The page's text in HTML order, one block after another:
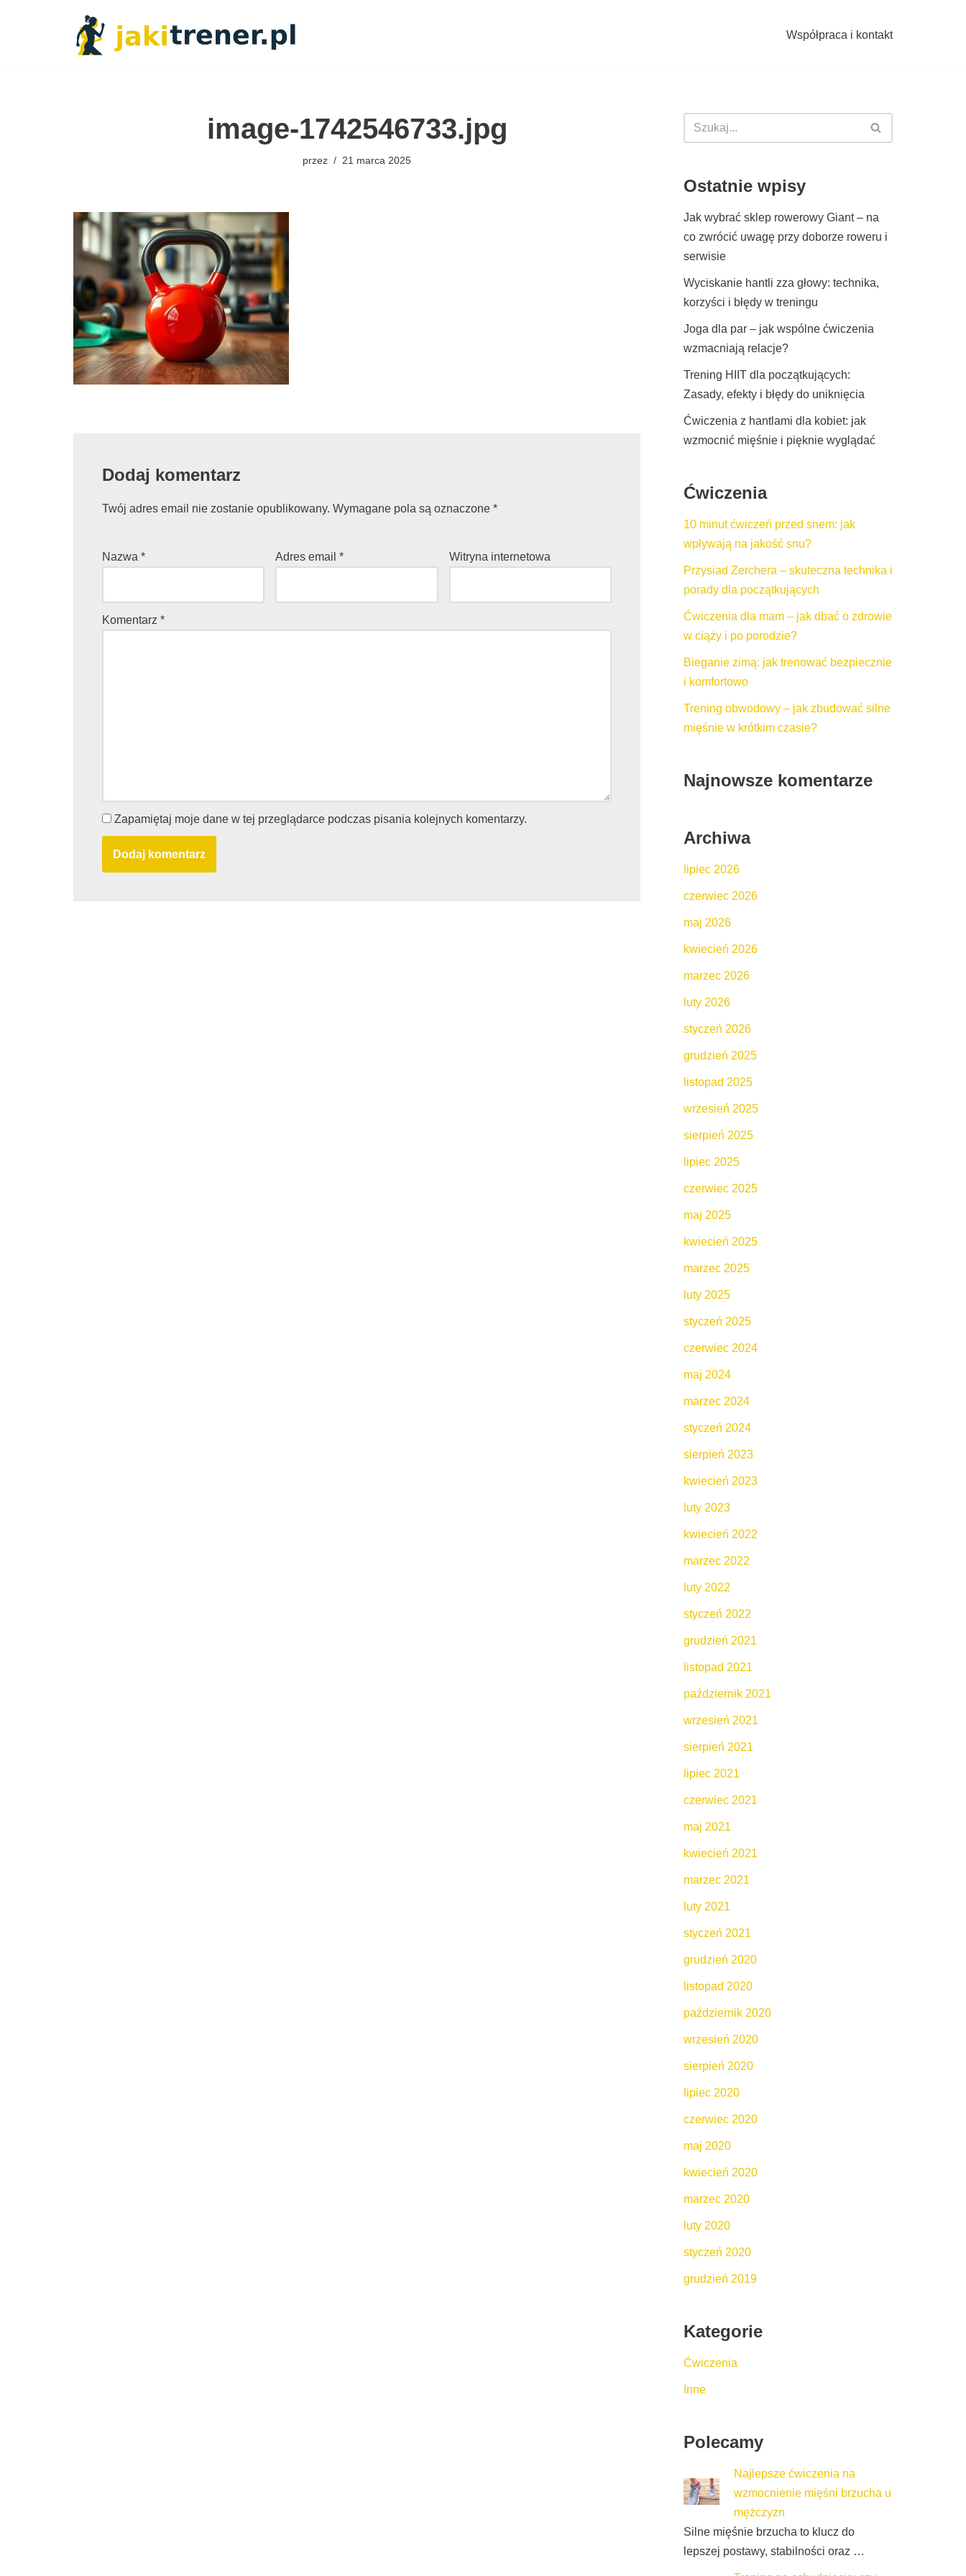
Współpraca i kontakt
image-1742546733.jpg
przez 21 marca 2025
Dodaj komentarz
Twój adres email nie zostanie opublikowany. Wymagane pola są oznaczone *
Nazwa * Adres email* Witryna internetowa
Komentarz *
Zapamiętaj moje dane w tej przeglądarce podczas pisania kolejnych komentarzy.
Ostatnie wpisy
Jak wybrać sklep rowerowy Giant – na
co zwrócić uwagę przy doborze roweru i
serwisie
Wyciskanie hantli zza głowy: technika,
korzyści i błędy w treningu
Joga dla par – jak wspólne ćwiczenia
wzmacniają relacje?
Trening HIIT dla początkujących:
Zasady, efekty i błędy do uniknięcia
Ćwiczenia z hantlami dla kobiet: jak
wzmocnić mięśnie i pięknie wyglądać
Ćwiczenia
10 minut ćwiczeń przed snem: jak
wpływają na jakość snu?
Przysiad Zerchera – skuteczna technika i
porady dla początkujących
Ćwiczenia dla mam – jak dbać o zdrowie
w ciąży i po porodzie?
Bieganie zimą: jak trenować bezpiecznie
i komfortowo
Trening obwodowy – jak zbudować silne
mięśnie w krótkim czasie?
Najnowsze komentarze
Archiwa
lipiec 2026
czerwiec 2026
maj 2026
kwiecień 2026
marzec 2026
luty 2026
styczeń 2026
grudzień 2025
listopad 2025
wrzesień 2025
sierpień 2025
lipiec 2025
czerwiec 2025
maj 2025
kwiecień 2025
marzec 2025
luty 2025
styczeń 2025
czerwiec 2024
maj 2024
marzec 2024
styczeń 2024
sierpień 2023
kwiecień 2023
luty 2023
kwiecień 2022
marzec 2022
luty 2022
styczeń 2022
grudzień 2021
listopad 2021
październik 2021
wrzesień 2021
sierpień 2021
lipiec 2021
czerwiec 2021
maj 2021
kwiecień 2021
marzec 2021
luty 2021
styczeń 2021
grudzień 2020
listopad 2020
październik 2020
wrzesień 2020
sierpień 2020
lipiec 2020
czerwiec 2020
maj 2020
kwiecień 2020
marzec 2020
luty 2020
styczeń 2020
grudzień 2019
Kategorie
Ćwiczenia
Inne
Polecamy
Najlepsze ćwiczenia na
wzmocnienie mięśni brzucha u
mężczyzn
Silne mięśnie brzucha to klucz do
lepszej postawy, stabilności oraz …